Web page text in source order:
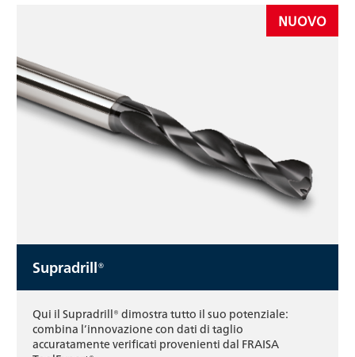
NUOVO
Supradrill®
Qui il Supradrill® dimostra tutto il suo potenziale:
combina l’innovazione con dati di taglio
accuratamente verificati provenienti dal FRAISA